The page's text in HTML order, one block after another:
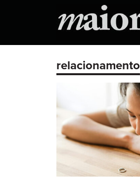
relacionamento